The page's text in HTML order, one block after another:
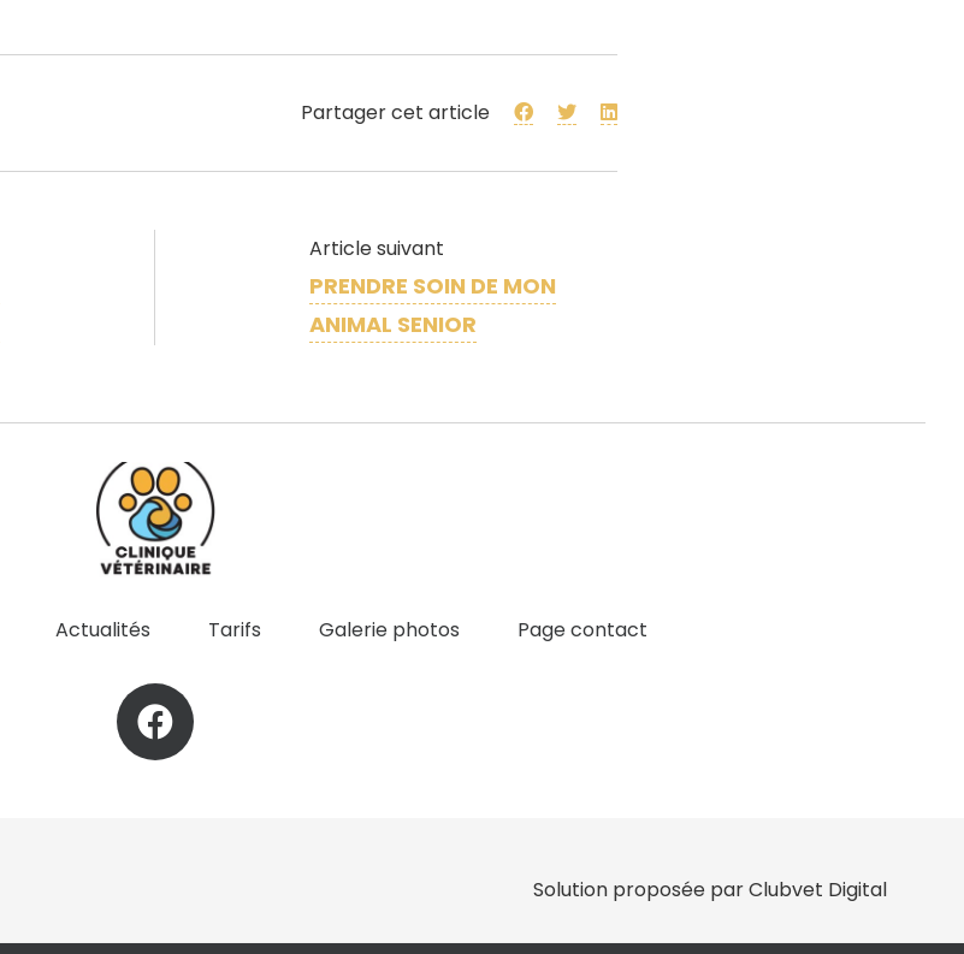
Partager cet article
Article suivant
PRENDRE SOIN DE MON
ANIMAL SENIOR
Actualités Tarifs Galerie photos Page contact
Solution proposée par Clubvet Digital